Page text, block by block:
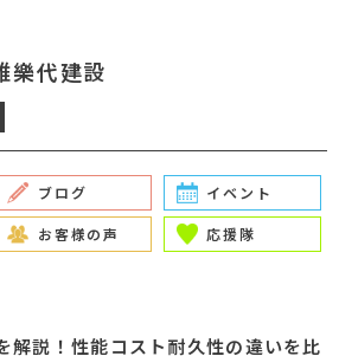
樂代建設
ブログ イベント
お客様の声 応援隊
解説！性能コスト耐久性の違いを比